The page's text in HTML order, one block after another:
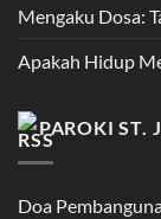
Mengaku Dosa:
Apakah Hidup
PAROKI ST.
Doa